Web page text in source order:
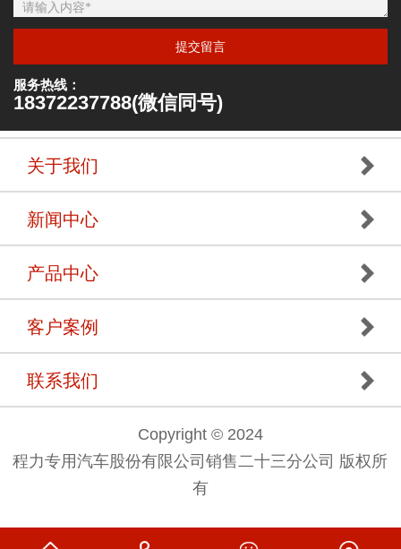
提交留言
服务热线：
18372237788(微信同号)
关于我们
新闻中心
产品中心
客户案例
联系我们
Copyright © 2024
程力专用汽车股份有限公司销售二十三分公司 版权所
有